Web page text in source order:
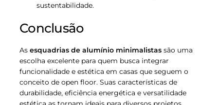
sustentabilidade.
Conclusão
As esquadrias de alumínio minimalistas são uma
escolha excelente para quem busca integrar
funcionalidade e estética em casas que seguem o
conceito de open floor. Suas características de
durabilidade, eficiência energética e versatilidade